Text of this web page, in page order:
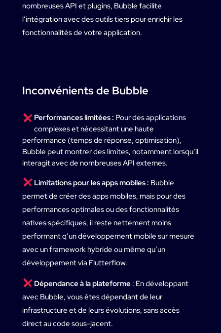
nombreuses API et plugins, Bubble facilite
l’intégration avec des outils tiers pour enrichir les
fonctionnalités de votre application.
Inconvénients de Bubble
ㅤPerformances limitées : Pour des applications
complexes et nécessitant une haute
performance (temps de réponse, optimisation),
Bubble peut montrer des limites, notamment lorsqu’il
interagit avec de nombreuses API externes.
ㅤLimitations pour les apps mobiles : Bubble
permet de créer des apps mobiles, mais pour des
performances optimales ou des fonctionnalités
natives spécifiques, il reste nettement moins
performant q’un développement mobile sur mesure
avec un framework hybride ou même qu’un
développement via Flutterflow.
ㅤDépendance à la plateforme : En développant
avec Bubble, vous êtes dépendant de leur
infrastructure et de leurs évolutions, sans accès
direct au code sous-jacent.